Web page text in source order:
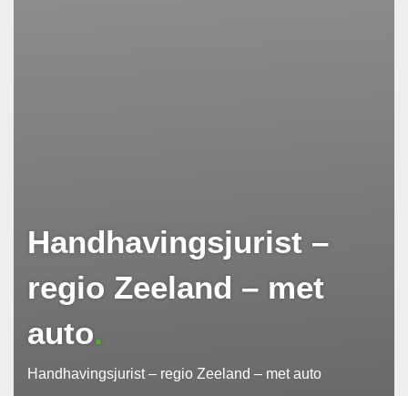
Handhavingsjurist –
regio Zeeland – met
auto
Handhavingsjurist – regio Zeeland – met auto
Wij gaan zorgvuldig om met uw
persoonsgegevens. Ik ga akkoord met de